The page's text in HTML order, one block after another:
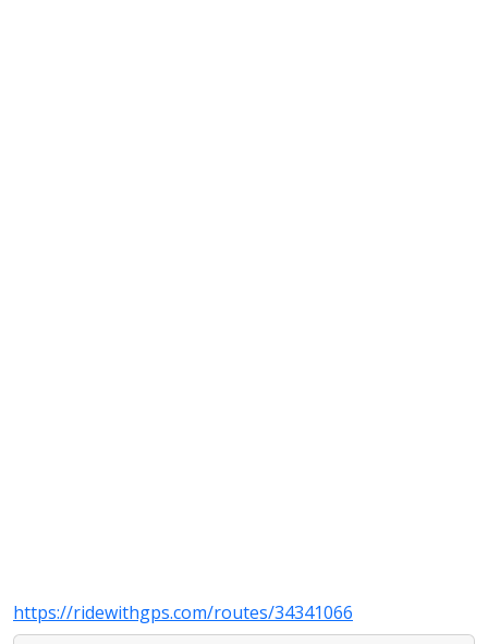
https://ridewithgps.com/routes/34341066